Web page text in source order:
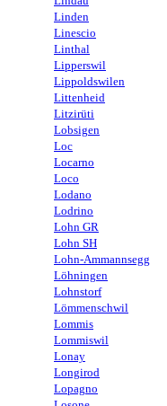
Linden
Linescio
Linthal
Lipperswil
Lippoldswilen
Littenheid
Litzirüti
Lobsigen
Loc
Locarno
Loco
Lodano
Lodrino
Lohn GR
Lohn SH
Lohn-Ammannsegg
Löhningen
Lohnstorf
Lömmenschwil
Lommis
Lommiswil
Lonay
Longirod
Lopagno